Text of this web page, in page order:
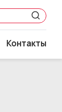
Контакты